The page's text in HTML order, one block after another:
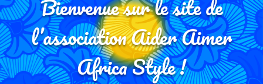
Bienvenue sur le site de
l’association Aider Aimer
Africa Style !